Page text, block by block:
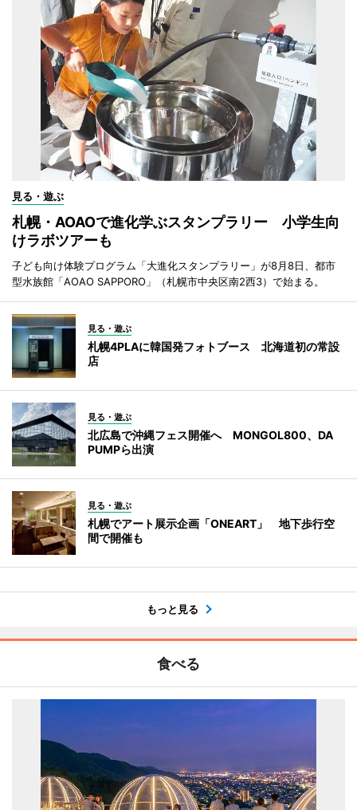
見る・遊ぶ
札幌・AOAOで進化学ぶスタンプラリー 小学生向
けラボツアーも
子ども向け体験プログラム「大進化スタンプラリー」が8月8日、都市
型水族館「AOAO SAPPORO」（札幌市中央区南2西3）で始まる。
見る・遊ぶ
札幌4PLAに韓国発フォトブース 北海道初の常設
店
見る・遊ぶ
北広島で沖縄フェス開催へ MONGOL800、DA
PUMPら出演
見る・遊ぶ
札幌でアート展示企画「ONEART」 地下歩行空
間で開催も
もっと見る
食べる